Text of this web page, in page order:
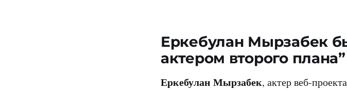
Еркебулан Мырзабек
актером второго
Еркебулан Мырзабек, актер веб-проекта